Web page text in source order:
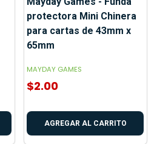
protectora Mini Chinera
para cartas de 43mm x
65mm
MAYDAY GAMES
$2.00
AGREGAR AL CARRITO